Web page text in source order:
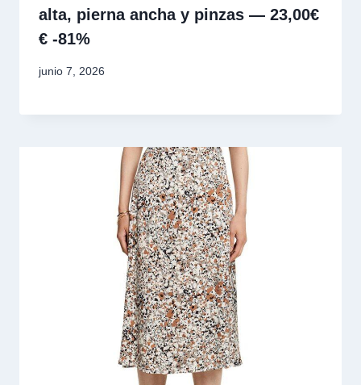
alta, pierna ancha y pinzas — 23,00€
€ -81%
junio 7, 2026